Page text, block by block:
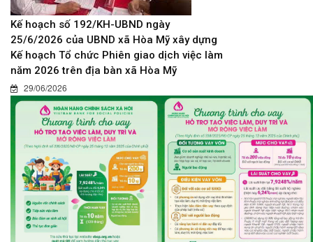
Kế hoạch số 192/KH-UBND ngày
25/6/2026 của UBND xã Hòa Mỹ xây dựng
Kế hoạch Tổ chức Phiên giao dịch việc làm
năm 2026 trên địa bàn xã Hòa Mỹ
29/06/2026